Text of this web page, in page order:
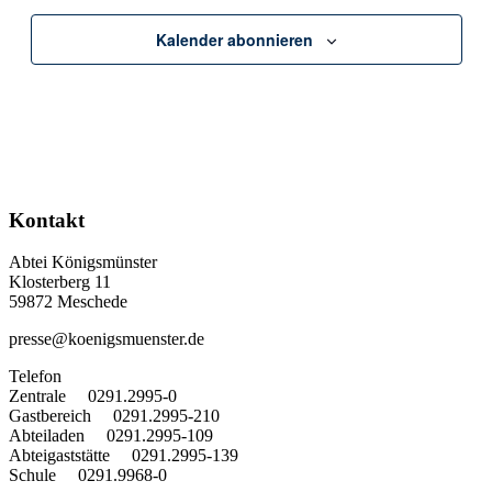
Kalender abonnieren
Kontakt
Abtei Königsmünster
Klosterberg 11
59872 Meschede
presse@koenigsmuenster.de
Telefon
Zentrale 0291.2995-0
Gastbereich 0291.2995-210
Abteiladen 0291.2995-109
Abteigaststätte 0291.2995-139
Schule 0291.9968-0